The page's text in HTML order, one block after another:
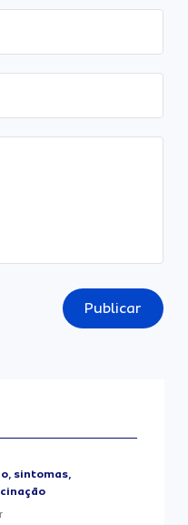
Publicar
sintomas,